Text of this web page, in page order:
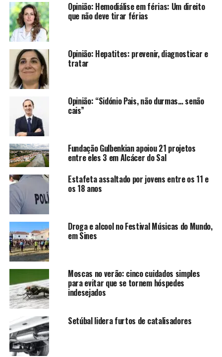
Opinião: Hemodiálise em férias: Um direito
que não deve tirar férias
Opinião: Hepatites: prevenir, diagnosticar e
tratar
Opinião: “Sidónio Pais, não durmas… senão
cais”
Fundação Gulbenkian apoiou 21 projetos
entre eles 3 em Alcácer do Sal
Estafeta assaltado por jovens entre os 11 e
os 18 anos
Droga e alcool no Festival Músicas do Mundo,
em Sines
Moscas no verão: cinco cuidados simples
para evitar que se tornem hóspedes
indesejados
Setúbal lidera furtos de catalisadores